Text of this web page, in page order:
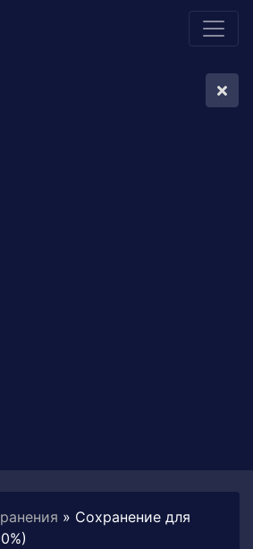
» Сохранение для